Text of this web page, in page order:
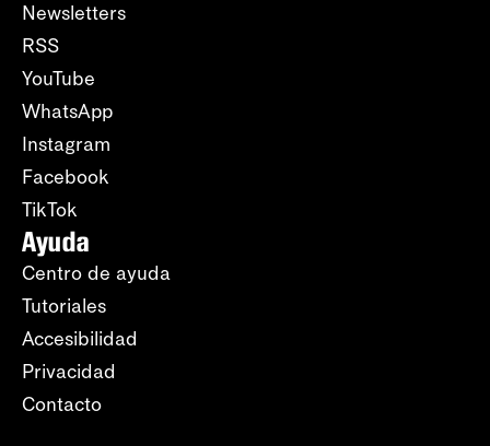
Newsletters
RSS
YouTube
WhatsApp
Instagram
Facebook
TikTok
Ayuda
Centro de ayuda
Tutoriales
Accesibilidad
Privacidad
Contacto